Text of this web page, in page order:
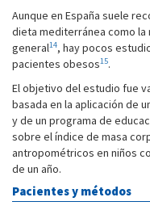
Aunque en España suele
dieta mediterránea como la
general14, hay pocos
pacientes obesos15.
El objetivo del estudio fue
basada en la aplicación de
y de un programa de
sobre el índice de masa
antropométricos en niños
de un año.
Pacientes y métodos